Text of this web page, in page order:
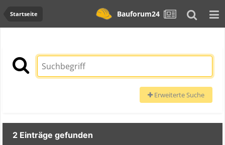
Startseite Bauforum24
Erweiterte Suche
2 Einträge gefunden